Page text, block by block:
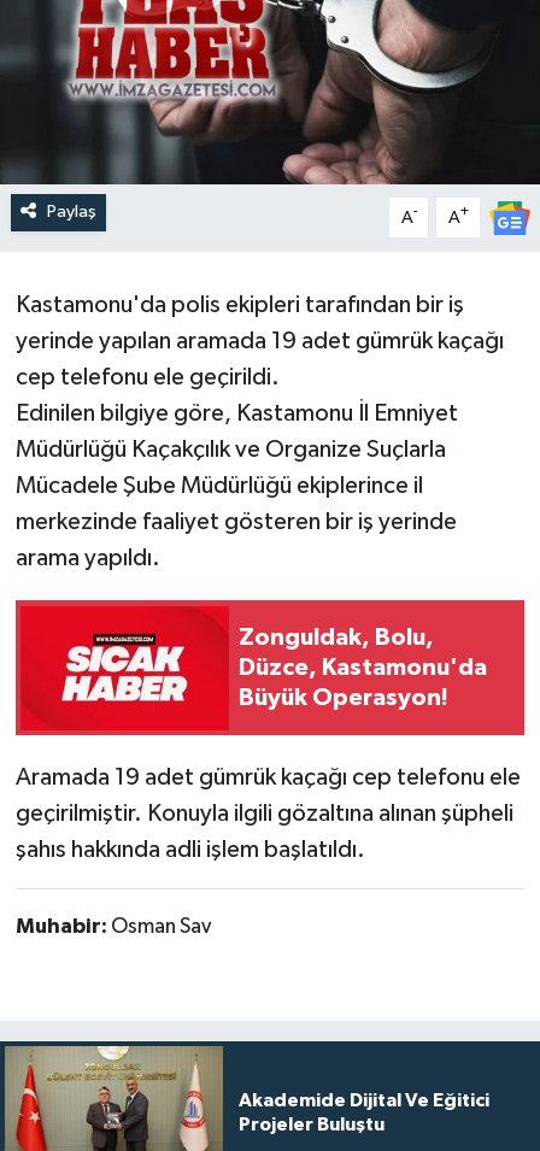
Paylaş A- A+
Kastamonu'da polis ekipleri tarafından bir iş
yerinde yapılan aramada 19 adet gümrük kaçağı
cep telefonu ele geçirildi.
Edinilen bilgiye göre, Kastamonu İl Emniyet
Müdürlüğü Kaçakçılık ve Organize Suçlarla
Mücadele Şube Müdürlüğü ekiplerince il
merkezinde faaliyet gösteren bir iş yerinde
arama yapıldı.
Zonguldak, Bolu,
Düzce, Kastamonu'da
Büyük Operasyon!
Aramada 19 adet gümrük kaçağı cep telefonu ele
geçirilmiştir. Konuyla ilgili gözaltına alınan şüpheli
şahıs hakkında adli işlem başlatıldı.
Muhabir: Osman Sav
Akademide Dijital Ve Eğitici
Projeler Buluştu
GÖKÇEBEY
KARABÜK
KASTAMONU